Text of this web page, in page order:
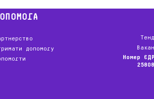
допомогу
Номер